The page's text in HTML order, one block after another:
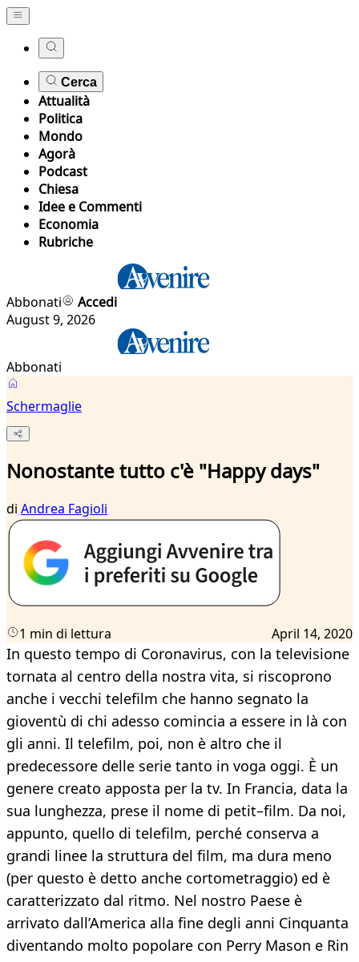
Cerca
Attualità
Politica
Mondo
Agorà
Podcast
Chiesa
Idee e Commenti
Economia
Rubriche
Abbonati
Accedi
August 9, 2026
Abbonati
Schermaglie
Nonostante tutto c'è "Happy days"
di Andrea Fagioli
1 min di lettura April 14, 2020
In questo tempo di Coronavirus, con la televisione
tornata al centro della nostra vita, si riscoprono
anche i vecchi telefilm che hanno segnato la
gioventù di chi adesso comincia a essere in là con
gli anni. Il telefilm, poi, non è altro che il
predecessore delle serie tanto in voga oggi. È un
genere creato apposta per la tv. In Francia, data la
sua lunghezza, prese il nome di petit–film. Da noi,
appunto, quello di telefilm, perché conserva a
grandi linee la struttura del film, ma dura meno
(per questo è detto anche cortometraggio) ed è
caratterizzato dal ritmo. Nel nostro Paese è
arrivato dall’America alla fine degli anni Cinquanta
diventando molto popolare con Perry Mason e Rin